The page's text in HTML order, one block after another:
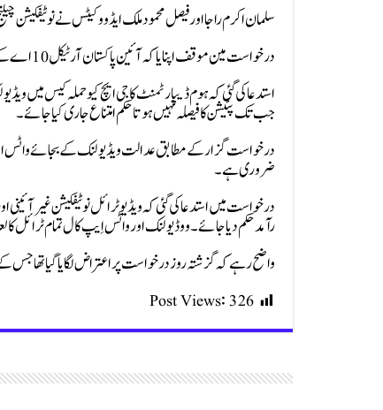
سلمان اکرم راجا اور فیصل محمود ملک ایڈووکیٹس نے نوٹیفکیشن چیلنج کیا، آئینی
درخواست مین موقف اپنایا کہ آئین پاکستان آرٹیکل 10 اے کے تحت فیئر ٹرائل کا قانونی حق دیتا ہے۔
استدعا کی گئی کہ ہوم ڈیپارٹمنٹ کا جی ایچ کیو حملہ کیس میں
جب تک پٹیشن کا فیصلہ نہیں ہوتا حکم امتناع جاری کیا جائے۔
درخواست گزار کے مطابق عدالت ویڈیو لنک کے بجائے واٹس
ضروری ہے۔
رآمد حکم دیا جائے۔ ووڈیو لنک اور واٹس اِیپ کال تمام ٹرائل
واضح رہے کہ گزشتہ روز درخواست پر اعتراض لگایا گیا تھا جس
Post Views:326